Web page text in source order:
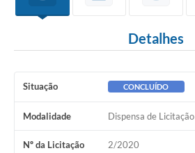
Detalhes
Situação CONCLUÍDO
Modalidade Dispensa de Licitação
Nº da Licitação 2/2020